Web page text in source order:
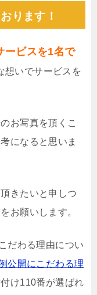
ります！
ービスを1名で
想いでサービスを
お写真を頂くこ
になると思いま
きたいと申しつ
お願いします。
だわる理由につい
公開にこだわる理
け110番が選ばれ